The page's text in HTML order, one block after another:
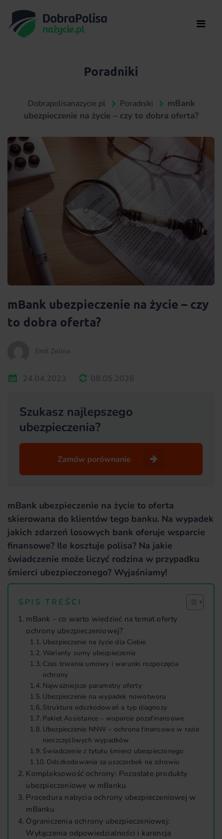
Poradniki
Dobrapolisanazycie.pl Poradniki
mBank
ubezpieczenie na życie – czy to dobra oferta?
mBank ubezpieczenie na życie – czy
to dobra oferta?
Emil Zelma
24.04.2023 08.05.2026
Szukasz najlepszego
ubezpieczenia?
Zamów porównanie
mBank ubezpieczenie na życie to oferta
skierowana do klientów tego banku. Na wypadek
jakich zdarzeń losowych bank oferuje wsparcie
finansowe? Ile kosztuje polisa? Na jakie
świadczenie może liczyć rodzina w przypadku
śmierci ubezpieczonego? Wyjaśniamy!
SPIS TREŚCI
mBank – co warto wiedzieć na temat oferty
ochrony ubezpieczeniowej?
Ubezpieczenie na życie dla Ciebie
Warianty sumy ubezpieczenia
Czas trwania umowy i warunki rozpoczęcia
ochrony
Najważniejsze parametry oferty
Ubezpieczenie na wypadek nowotworu
Struktura odszkodowań a typ diagnozy
Pakiet Assistance – wsparcie pozafinansowe
Ubezpieczenie NNW – ochrona finansowa w razie
nieszczęśliwych wypadków
Świadczenie z tytułu śmierci ubezpieczonego
Odszkodowania za uszczerbek na zdrowiu
Kompleksowość ochrony: Pozostałe produkty
ubezpieczeniowe w mBanku
Procedura nabycia ochrony ubezpieczeniowej w
mBanku
Ograniczenia ochrony ubezpieczeniowej:
Wyłączenia odpowiedzialności i karencja